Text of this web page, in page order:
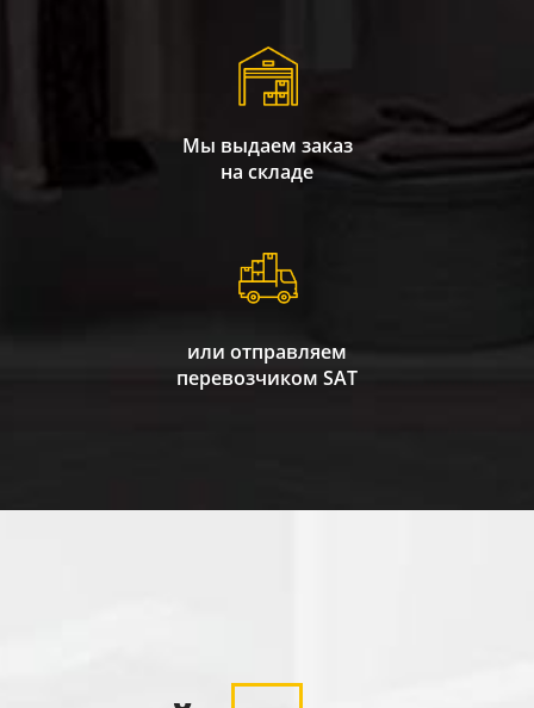
Мы выдаем заказ
на складе
или отправляем
перевозчиком SAT